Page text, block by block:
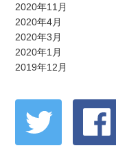
2020年11月
2020年4月
2020年3月
2020年1月
2019年12月